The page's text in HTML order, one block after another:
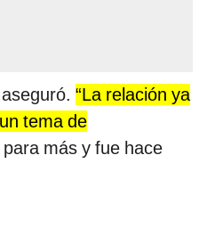
aseguró. “La relación ya
tema de
más y fue hace